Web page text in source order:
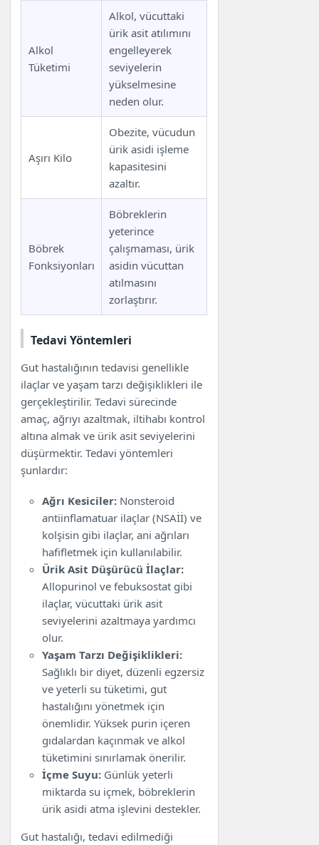
Alkol
Tüketimi
Alkol, vücuttaki
ürik asit atılımını
engelleyerek
seviyelerin
yükselmesine
neden olur.
Aşırı Kilo
Obezite, vücudun
ürik asidi işleme
kapasitesini
azaltır.
Böbrek
Fonksiyonları
Böbreklerin
yeterince
çalışmaması, ürik
asidin vücuttan
atılmasını
zorlaştırır.
Tedavi Yöntemleri
Gut hastalığının tedavisi genellikle
ilaçlar ve yaşam tarzı değişiklikleri ile
gerçekleştirilir. Tedavi sürecinde
amaç, ağrıyı azaltmak, iltihabı kontrol
altına almak ve ürik asit seviyelerini
düşürmektir. Tedavi yöntemleri
şunlardır:
Ağrı Kesiciler: Nonsteroid
antiinflamatuar ilaçlar (NSAİİ) ve
kolşisin gibi ilaçlar, ani ağrıları
hafifletmek için kullanılabilir.
Ürik Asit Düşürücü İlaçlar:
Allopurinol ve febuksostat gibi
ilaçlar, vücuttaki ürik asit
seviyelerini azaltmaya yardımcı
olur.
Yaşam Tarzı Değişiklikleri:
Sağlıklı bir diyet, düzenli egzersiz
ve yeterli su tüketimi, gut
hastalığını yönetmek için
önemlidir. Yüksek purin içeren
gıdalardan kaçınmak ve alkol
tüketimini sınırlamak önerilir.
İçme Suyu: Günlük yeterli
miktarda su içmek, böbreklerin
ürik asidi atma işlevini destekler.
Gut hastalığı, tedavi edilmediği